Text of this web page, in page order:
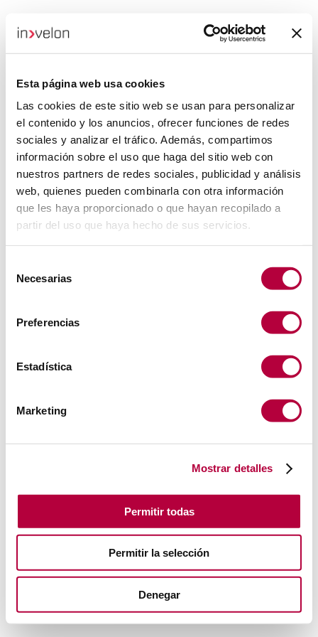
Esta página web usa cookies
Las cookies de este sitio web se usan para personalizar
el contenido y los anuncios, ofrecer funciones de redes
sociales y analizar el tráfico. Además, compartimos
información sobre el uso que haga del sitio web con
nuestros partners de redes sociales, publicidad y análisis
web, quienes pueden combinarla con otra información
que les haya proporcionado o que hayan recopilado a
partir del uso que haya hecho de sus servicios.
Necesarias
Preferencias
Estadística
Marketing
Mostrar detalles
Permitir todas
Permitir la selección
Denegar